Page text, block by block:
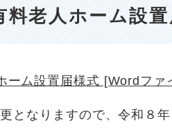
老人ホーム設置
ーム設置届様式 [Wordファ
となりますので、令和８